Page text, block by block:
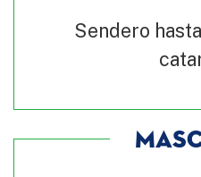
Sendero